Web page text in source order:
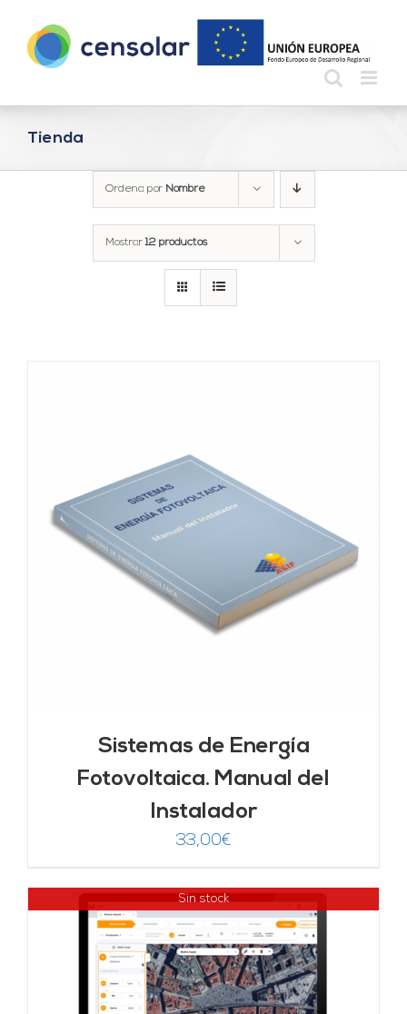
contenido
Tienda
Ordena por Nombre
Mostrar12 productos
Sistemas de Energía
Fotovoltaica. Manual del
Instalador
33,00€
Sin stock